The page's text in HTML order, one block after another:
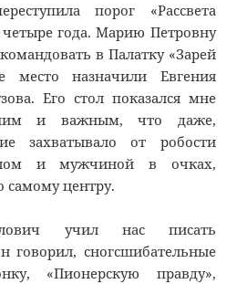
порог «Рассвета
четыре года. Марию Петровну
в Палатку «Зарей
место назначили Евгения
Его стол показался мне
и важным, что даже,
захватывало от робости
и мужчиной в очках,
центру.
учил нас писать
говорил, сногсшибательные
«Пионерскую правду»,